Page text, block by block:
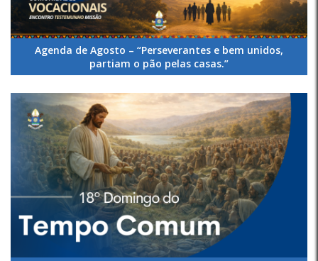
Agenda de Agosto – “Perseverantes e bem unidos,
partiam o pão pelas casas.”